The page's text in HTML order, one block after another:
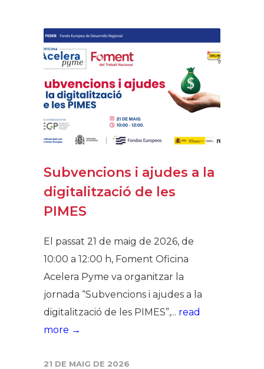
Subvencions i ajudes a la
digitalització de les
PIMES
El passat 21 de maig de 2026, de
10:00 a 12:00 h, Foment Oficina
Acelera Pyme va organitzar la
jornada “Subvencions i ajudes a la
digitalització de les PIMES”,... read
more →
21 DE MAIG DE 2026